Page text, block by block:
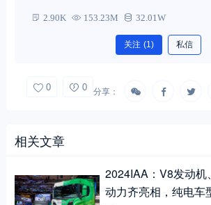
2.90K 153.23M 32.01W
关注 (1) 私信
0 0 分享：
相关文章
2024IAA：V8发动机
动力齐亮相，纯电车